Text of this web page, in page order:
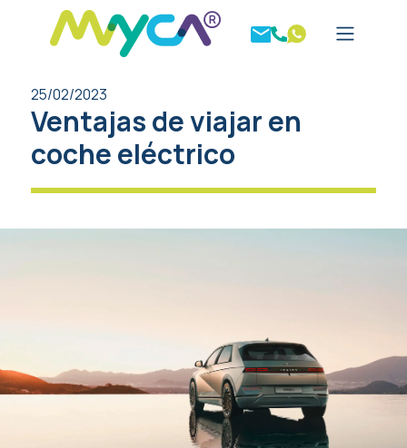
25/02/2023
Ventajas de viajar en
coche eléctrico